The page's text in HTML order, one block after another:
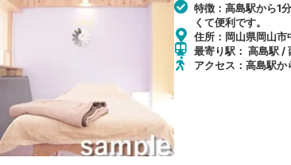
特徴：高島駅から1
くて便利です。
住所：岡山県岡山
最寄り駅： 高島駅 /
アクセス：高島駅か